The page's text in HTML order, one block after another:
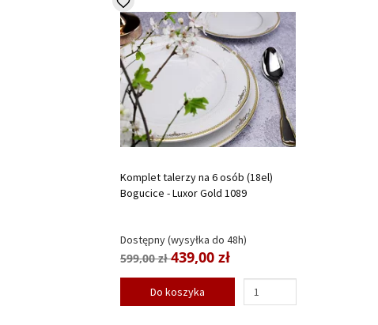
Komplet talerzy na 6 osób (18el)
Bogucice - Luxor Gold 1089
Dostępny (wysyłka do 48h)
599,00 zł439,00 zł
Do koszyka